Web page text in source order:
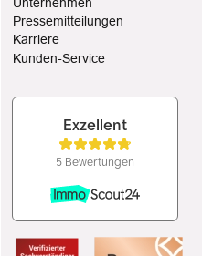
Pressemitteilungen
Karriere
Kunden-Service